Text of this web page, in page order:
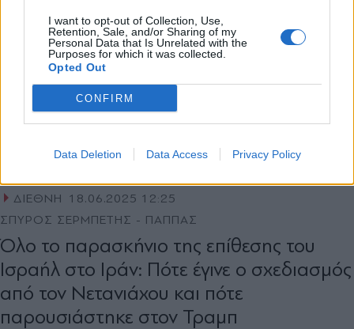
I want to opt-out of Collection, Use,
Retention, Sale, and/or Sharing of my
Personal Data that Is Unrelated with the
Purposes for which it was collected.
Opted Out
CONFIRM
Data Deletion Data Access Privacy Policy
ΔΙΕΘΝΗ
18.06.2025 12:25
ΣΠΥΡΟΣ ΣΕΡΜΠΕΤΗΣ - ΠΑΠΠΑΣ
Όλο το παρασκήνιο της επίθεσης του
Ισραήλ στο Ιράν: Πότε έγινε ο σχεδιασμός
από τον Νετανιάχου και πότε
παρουσιάστηκε στον Τραμπ
X